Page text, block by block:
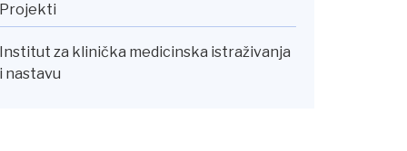
Projekti
Institut za klinička medicinska istraživanja
i nastavu